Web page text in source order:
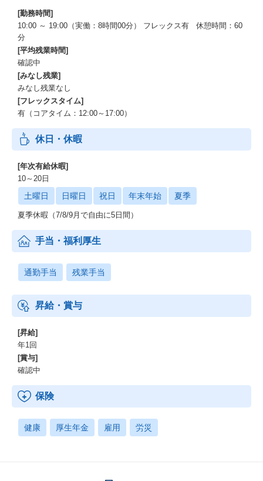
[勤務時間]
10:00 ～ 19:00（実働：8時間00分） フレックス有 休憩時間：60
分
[平均残業時間]
確認中
[みなし残業]
みなし残業なし
[フレックスタイム]
有（コアタイム：12:00～17:00）
休日・休暇
[年次有給休暇]
10～20日
土曜日 日曜日 祝日 年末年始 夏季
夏季休暇（7/8/9月で自由に5日間）
手当・福利厚生
通勤手当 残業手当
昇給・賞与
[昇給]
年1回
[賞与]
確認中
保険
健康 厚生年金 雇用 労災